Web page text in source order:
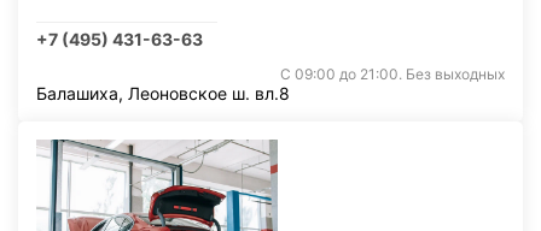
+7 (495) 431-63-63
С 09:00 до 21:00. Без выходных
Балашиха, Леоновское ш. вл.8